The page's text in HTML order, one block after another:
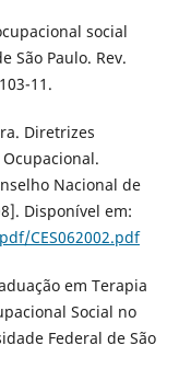
social
São Paulo. Rev.
11.
Diretrizes
Nacional de
Disponível em:
CES062002.pdf
em Terapia
Social no
Federal de São